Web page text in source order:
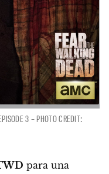
3 – PHOTO CREDIT:
para una